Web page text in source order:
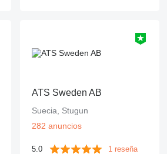
ATS Sweden AB
Suecia, Stugun
282 anuncios
5.0 1 reseña